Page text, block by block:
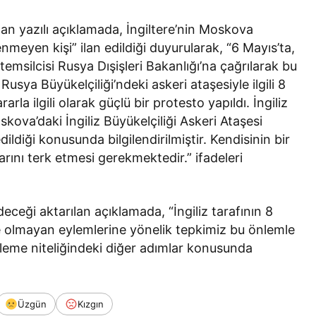
yazılı açıklamada, İngiltere’nin Moskova
kişi” ilan edildiği duyurularak, “6 Mayıs’ta,
Rusya Dışişleri Bakanlığı’na çağrılarak bu
Büyükelçiliği’ndeki askeri ataşesiyle ilgili 8
ilgili olarak güçlü bir protesto yapıldı. İngiliz
İngiliz Büyükelçiliği Askeri Ataşesi
konusunda bilgilendirilmiştir. Kendisinin bir
terk etmesi gerekmektedir.” ifadeleri
aktarılan açıklamada, “İngiliz tarafının 8
olmayan eylemlerine yönelik tepkimiz bu önlemle
niteliğindeki diğer adımlar konusunda
Üzgün Kızgın